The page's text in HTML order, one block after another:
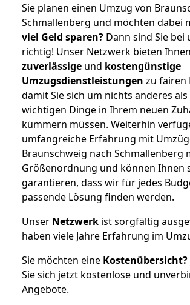
Sie planen einen Umzug von
Schmallenberg und möchten dabei
viel Geld sparen? Dann sind Sie bei
richtig! Unser Netzwerk bieten Ihnen
zuverlässige und kostengünstige
Umzugsdienstleistungen zu fairen
damit Sie sich um nichts anderes als
wichtigen Dinge in Ihrem neuen
kümmern müssen. Weiterhin
umfangreiche Erfahrung mit
Braunschweig nach Schmallenberg
Größenordnung und können Ihnen
garantieren, dass wir für jedes
passende Lösung finden werden.
Unser Netzwerk ist sorgfältig
haben viele Jahre Erfahrung im
Sie möchten eine Kostenübersicht?
Sie sich jetzt kostenlose und
Angebote.